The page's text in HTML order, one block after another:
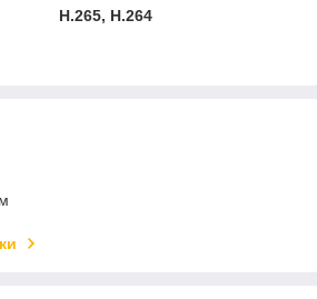
H.265, H.264